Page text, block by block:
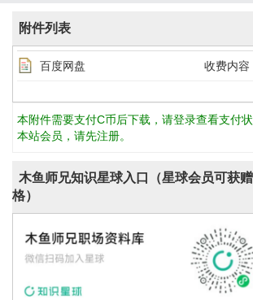
附件列表
百度网盘 收费内容
本附件需要支付C币后下载，请登录查看支付
本站会员，请先注册。
木鱼师兄知识星球入口（星球会员可获
格）